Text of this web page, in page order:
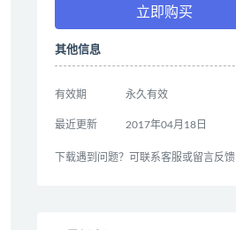
立即购买
其他信息
有效期 永久有效
最近更新 2017年04月18日
下载遇到问题？可联系客服或留言反馈